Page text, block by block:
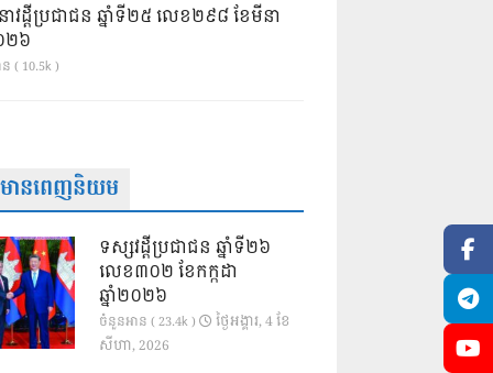
វដ្ដីប្រជាជន ឆ្នាំទី២៥ លេខ២៩៨ ខែមីនា
២៦
( 10.5k )
ានពេញនិយម
ទស្សវដ្តីប្រជាជន ឆ្នាំទី២៦
លេខ៣០២ ខែកក្កដា
ឆ្នាំ២០២៦
ចំនួនអាន ( 23.4k )
ថ្ងៃ​អង្គារ, 4 ខែ​
សីហា, 2026